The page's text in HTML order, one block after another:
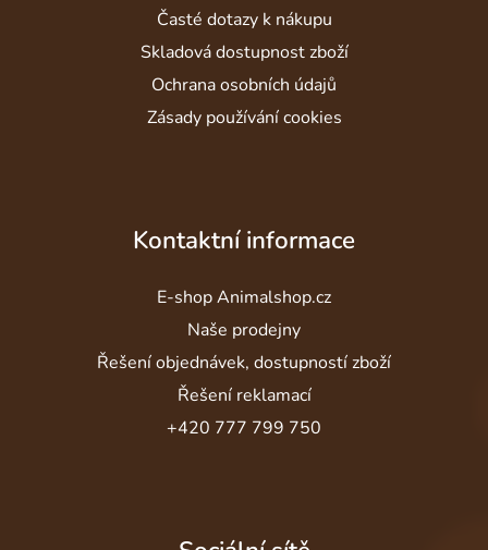
Časté dotazy k nákupu
Skladová dostupnost zboží
Ochrana osobních údajů
Zásady používání cookies
Kontaktní informace
E-shop Animalshop.cz
Naše prodejny
Řešení objednávek, dostupností zboží
Řešení reklamací
+420 777 799 750